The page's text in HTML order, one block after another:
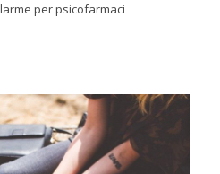
per psicofarmaci